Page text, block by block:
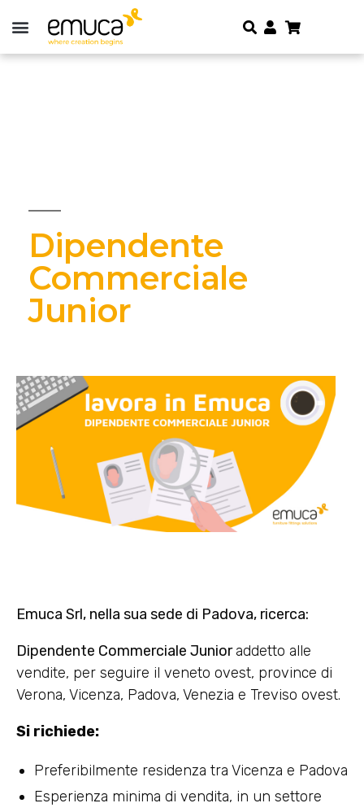
Dipendente
Commerciale
Junior
Emuca Srl, nella sua sede di Padova, ricerca:
Dipendente Commerciale Junioraddetto alle
vendite, per seguire il veneto ovest, province di
Verona, Vicenza, Padova, Venezia e Treviso ovest.
Si richiede:
Preferibilmente residenza tra Vicenza e Padova
Esperienza minima di vendita, in un settore